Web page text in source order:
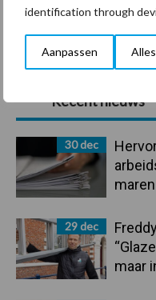
identification through
Aanpassen
Sidebar
Recent nieuws
30 dec
maren
29 dec
maar